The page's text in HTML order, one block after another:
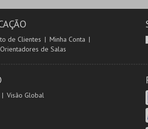
de Clientes
Minha Conta
Orientadores de Salas
Visão Global